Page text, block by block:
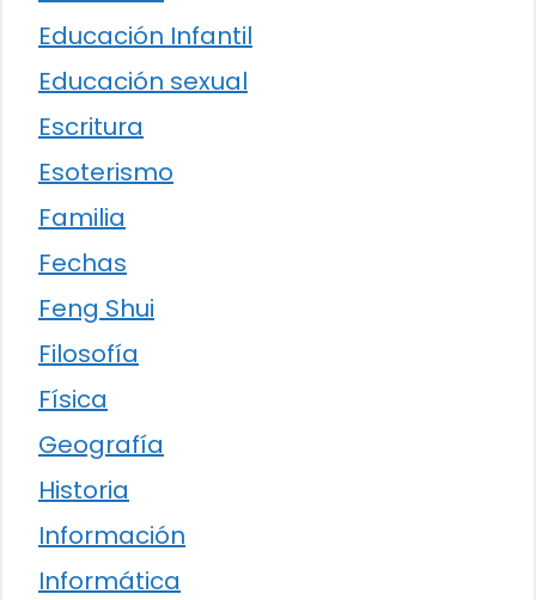
Educación Infantil
Educación sexual
Escritura
Esoterismo
Familia
Fechas
Feng Shui
Filosofía
Física
Geografía
Historia
Información
Informática